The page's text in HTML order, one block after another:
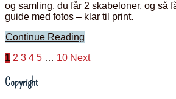
og samling, du får 2 skabeloner, og så
guide med fotos – klar til print.
Continue Reading
Indlægsinddeling
1 2 3 4 5 … 10 Next
Copyright